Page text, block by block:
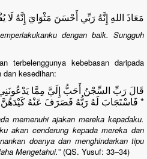
مَعَاذَ اللهِ إِنَّهُ رَبِّي أَحْسَنَ مَثْوَايَ إِنَّهُ لَا
dengan baik. Sungguh
terbelenggunya kebebasan daripada
kesedihan:
قَالَ رَبِّ السِّجْنُ أَحَبُّ إِلَيَّ مِمَّا
* فَاسْتَجَابَ لَهُ رَبُّهُ فَصَرَفَ عَنْهُ كَيْدَهُنَّ
memenuhi ajakan mereka kepadaku.
akan cenderung kepada mereka dan
doanya dan menghindarkan tipu
Mengetahui.” (QS. Yusuf: 33–34)